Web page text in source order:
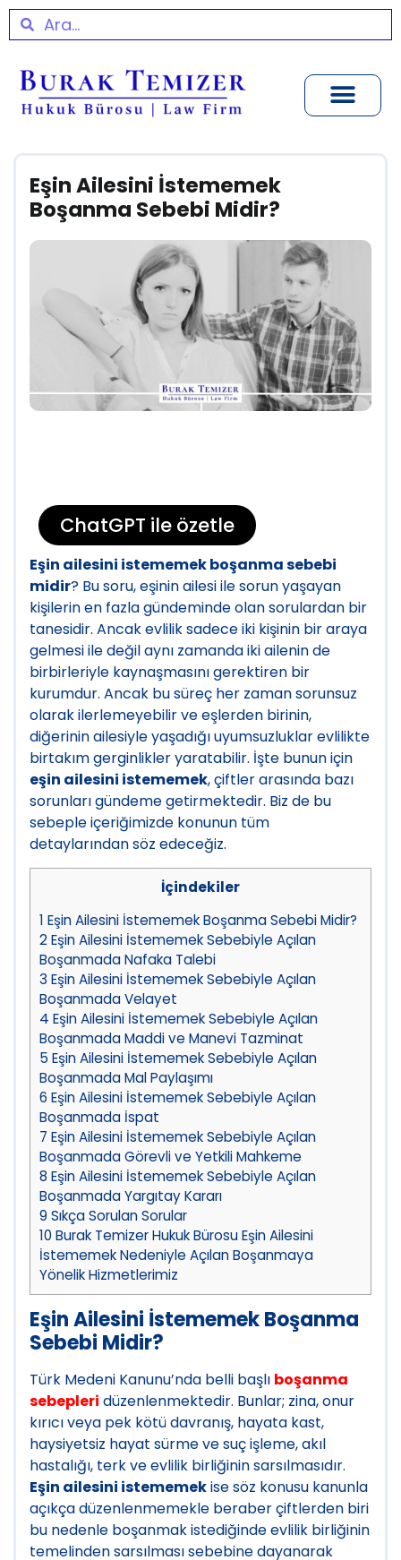
Eşin Ailesini İstememek
Boşanma Sebebi Midir?
ChatGPT ile özetle
Eşin ailesini istememek boşanma sebebi
midir? Bu soru, eşinin ailesi ile sorun yaşayan
kişilerin en fazla gündeminde olan sorulardan bir
tanesidir. Ancak evlilik sadece iki kişinin bir araya
gelmesi ile değil aynı zamanda iki ailenin de
birbirleriyle kaynaşmasını gerektiren bir
kurumdur. Ancak bu süreç her zaman sorunsuz
olarak ilerlemeyebilir ve eşlerden birinin,
diğerinin ailesiyle yaşadığı uyumsuzluklar evlilikte
birtakım gerginlikler yaratabilir. İşte bunun için
eşin ailesini istememek, çiftler arasında bazı
sorunları gündeme getirmektedir. Biz de bu
sebeple içeriğimizde konunun tüm
detaylarından söz edeceğiz.
İçindekiler
1 Eşin Ailesini İstememek Boşanma Sebebi Midir?
2Eşin Ailesini İstememek Sebebiyle Açılan
Boşanmada Nafaka Talebi
3 Eşin Ailesini İstememek Sebebiyle Açılan
Boşanmada Velayet
4 Eşin Ailesini İstememek Sebebiyle Açılan
Boşanmada Maddi ve Manevi Tazminat
5 Eşin Ailesini İstememek Sebebiyle Açılan
Boşanmada Mal Paylaşımı
6 Eşin Ailesini İstememek Sebebiyle Açılan
Boşanmada İspat
7 Eşin Ailesini İstememek Sebebiyle Açılan
Boşanmada Görevli ve Yetkili Mahkeme
8 Eşin Ailesini İstememek Sebebiyle Açılan
Boşanmada Yargıtay Kararı
9 Sıkça Sorulan Sorular
10 Burak Temizer Hukuk Bürosu Eşin Ailesini
İstememek Nedeniyle Açılan Boşanmaya
Yönelik Hizmetlerimiz
Eşin Ailesini İstememek Boşanma
Sebebi Midir?
Türk Medeni Kanunu’nda belli başlı boşanma
sebepleri düzenlenmektedir. Bunlar; zina, onur
kırıcı veya pek kötü davranış, hayata kast,
haysiyetsiz hayat sürme ve suç işleme, akıl
hastalığı, terk ve evlilik birliğinin sarsılmasıdır.
Eşin ailesini istememekise söz konusu kanunla
açıkça düzenlenmemekle beraber çiftlerden biri
bu nedenle boşanmak istediğinde evlilik birliğinin
temelinden sarsılması sebebine dayanarak